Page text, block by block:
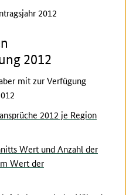
2012
2012
mit zur Verfügung
2012 je Region
Wert und Anzahl der
Wert der